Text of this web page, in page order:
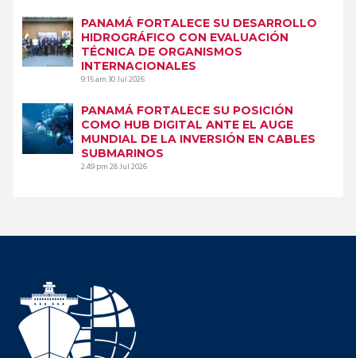
PANAMÁ FORTALECE SU DESARROLLO
HIDROGRÁFICO CON EVALUACIÓN
TÉCNICA DE ORGANISMOS
INTERNACIONALES
9:15 am30 Jul 2026
PANAMÁ FORTALECE SU POSICIÓN
COMO HUB DIGITAL ANTE EL AUGE
MUNDIAL DE LA INVERSIÓN EN CABLES
SUBMARINOS
2:49 pm28 Jul 2026